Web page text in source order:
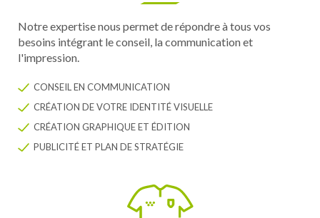
Notre expertise nous permet de répondre à tous vos
besoins intégrant le conseil, la communication et
l'impression.
CONSEIL EN COMMUNICATION
CRÉATION DE VOTRE IDENTITÉ VISUELLE
CRÉATION GRAPHIQUE ET ÉDITION
PUBLICITÉ ET PLAN DE STRATÉGIE